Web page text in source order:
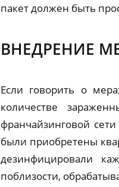
пакет должен быть
ВНЕДРЕНИЕ
Если говорить о
количестве
франчайзинговой
были приобретены
дезинфицировали
поблизости,